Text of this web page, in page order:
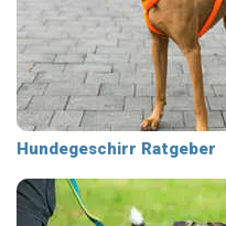
Hundegeschirr Ratgeber